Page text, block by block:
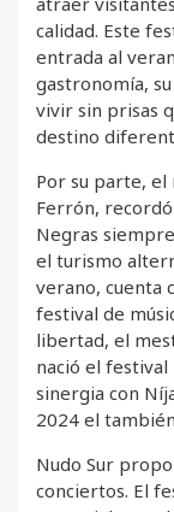
calidad. Este
entrada al
gastronomía,
vivir sin prisas
destino
Por su parte, el
Ferrón, recordó
Negras
el turismo
verano, cuenta
festival de
libertad, el
nació el festival
sinergia con
2024 el también
Nudo Sur
conciertos. El